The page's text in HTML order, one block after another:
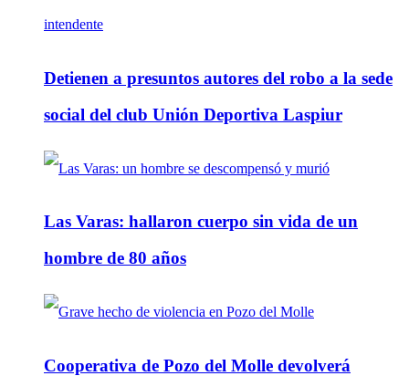
Detienen a presuntos autores del robo a la sede
social del club Unión Deportiva Laspiur
Las Varas: hallaron cuerpo sin vida de un
hombre de 80 años
Cooperativa de Pozo del Molle devolverá